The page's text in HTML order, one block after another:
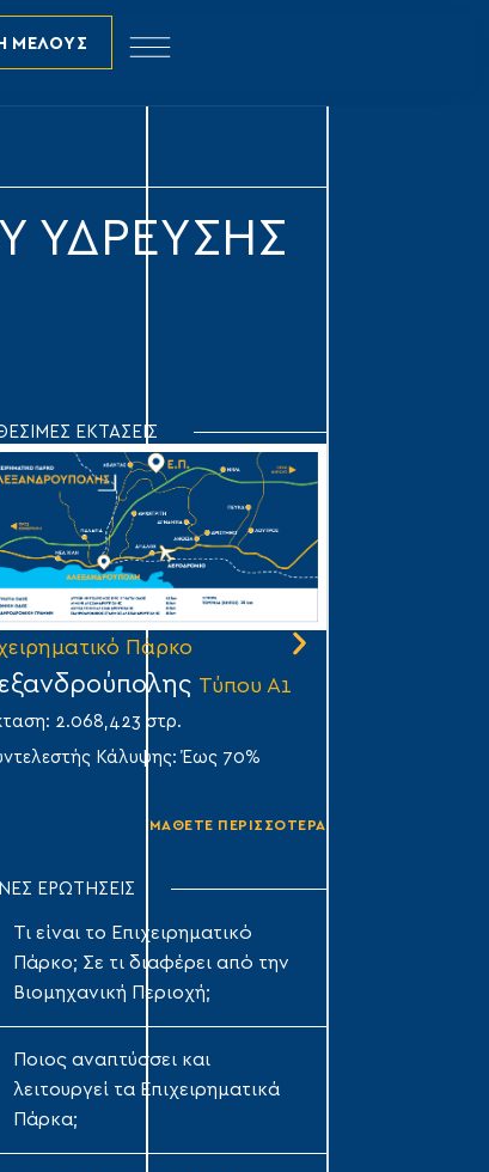
ΜΕΛΟΥΣ
ΥΔΡΕΥΣΗΣ
ΕΚΤΑΣΕΙΣ
Πάρκο
Τύπου Α1
2.068,423 στρ.
Κάλυψης: Έως 70%
ΜΑΘΕΤΕ ΠΕΡΙΣΣΟΤΕΡΑ
ΕΡΩΤΗΣΕΙΣ
Τι είναι το Επιχειρηματικό
Πάρκο; Σε τι διαφέρει από την
Βιομηχανική Περιοχή;
Ποιος αναπτύσσει και
λειτουργεί τα Επιχειρηματικά
Πάρκα;